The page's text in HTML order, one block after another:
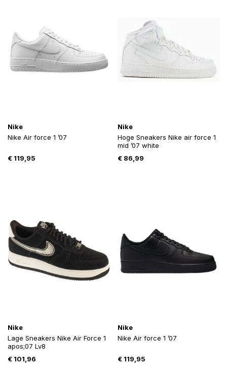
Nike
Nike Air force 1 ’07
€ 119,95
Nike
Hoge Sneakers Nike air force 1
mid ’07 white
€86,99
Nike
Lage Sneakers Nike Air Force 1
apos;07 Lv8
€ 101,96
Nike
Nike Air force 1 ’07
€119,95